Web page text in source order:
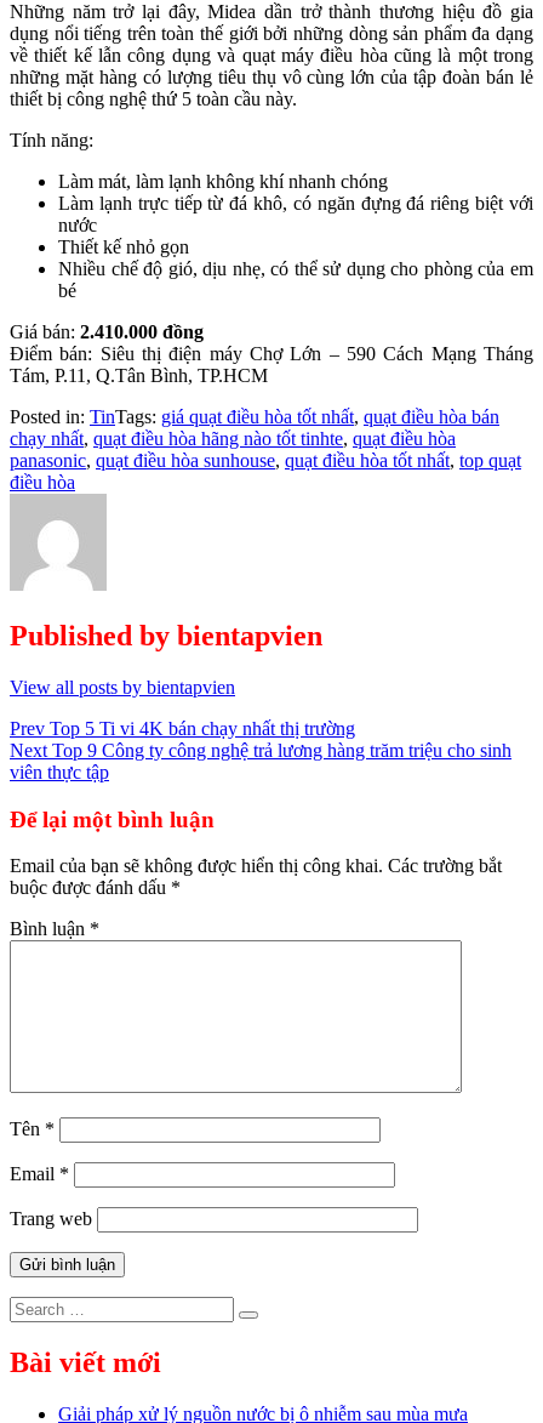
Những năm trở lại đây, Midea dần trở thành thương hiệu đồ gia
dụng nổi tiếng trên toàn thế giới bởi những dòng sản phẩm đa dạng
về thiết kế lẫn công dụng và quạt máy điều hòa cũng là một trong
những mặt hàng có lượng tiêu thụ vô cùng lớn của tập đoàn bán lẻ
thiết bị công nghệ thứ 5 toàn cầu này.
Tính năng:
Làm mát, làm lạnh không khí nhanh chóng
Làm lạnh trực tiếp từ đá khô, có ngăn đựng đá riêng biệt với
nước
Thiết kế nhỏ gọn
Nhiều chế độ gió, dịu nhẹ, có thể sử dụng cho phòng của em
bé
Giá bán: 2.410.000 đồng
Điểm bán: Siêu thị điện máy Chợ Lớn – 590 Cách Mạng Tháng
Tám, P.11, Q.Tân Bình, TP.HCM
Posted in: TinTags: giá quạt điều hòa tốt nhất, quạt điều hòa bán
chạy nhất, quạt điều hòa hãng nào tốt tinhte, quạt điều hòa
panasonic, quạt điều hòa sunhouse, quạt điều hòa tốt nhất, top quạt
điều hòa
Published by bientapvien
View all posts by bientapvien
Điều
hướng
viết
Prev Top 5 Ti vi 4K bán chạy nhất thị trường
Next Top 9 Công ty công nghệ trả lương hàng trăm triệu cho sinh
viên thực tập
Để lại một bình luận
Email của bạn sẽ không được hiển thị công khai. Các trường bắt
buộc được đánh dấu *
Bình luận *
Tên *
Email *
Trang web
Search
for:
Search
Bài viết mới
Giải pháp xử lý nguồn nước bị ô nhiễm sau mùa mưa